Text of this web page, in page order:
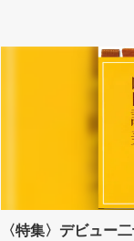
〈特集〉デビュー